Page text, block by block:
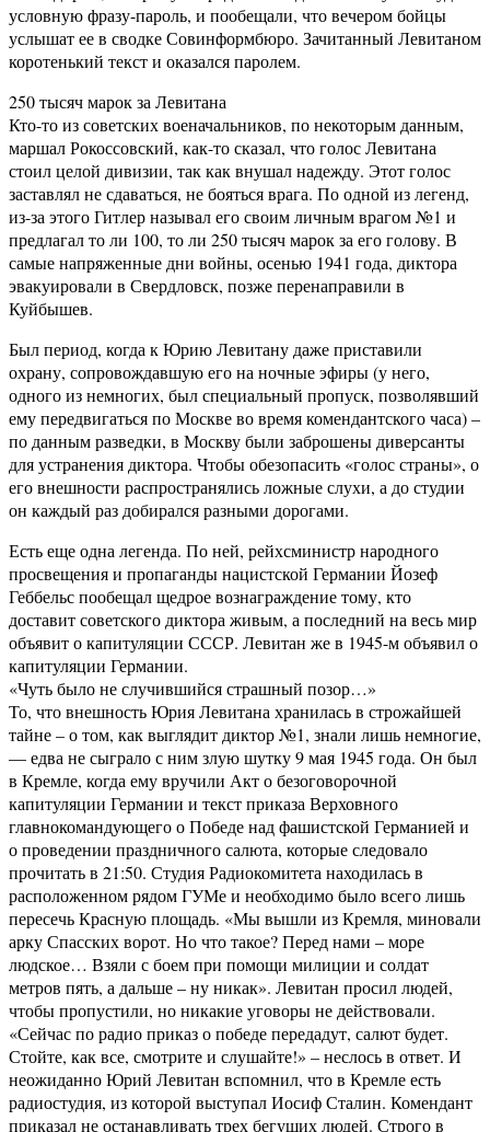
условную фразу-пароль, и пообещали, что вечером бойцы
услышат ее в сводке Совинформбюро. Зачитанный Левитаном
коротенький текст и оказался паролем.
250 тысяч марок за Левитана
Кто-то из советских военачальников, по некоторым данным,
маршал Рокоссовский, как-то сказал, что голос Левитана
стоил целой дивизии, так как внушал надежду. Этот голос
заставлял не сдаваться, не бояться врага. По одной из легенд,
из-за этого Гитлер называл его своим личным врагом №1 и
предлагал то ли 100, то ли 250 тысяч марок за его голову. В
самые напряженные дни войны, осенью 1941 года, диктора
эвакуировали в Свердловск, позже перенаправили в
Куйбышев.
Был период, когда к Юрию Левитану даже приставили
охрану, сопровождавшую его на ночные эфиры (у него,
одного из немногих, был специальный пропуск, позволявший
ему передвигаться по Москве во время комендантского часа) –
по данным разведки, в Москву были заброшены диверсанты
для устранения диктора. Чтобы обезопасить «голос страны», о
его внешности распространялись ложные слухи, а до студии
он каждый раз добирался разными дорогами.
Есть еще одна легенда. По ней, рейхсминистр народного
просвещения и пропаганды нацистской Германии Йозеф
Геббельс пообещал щедрое вознаграждение тому, кто
доставит советского диктора живым, а последний на весь мир
объявит о капитуляции СССР. Левитан же в 1945-м объявил о
капитуляции Германии.
«Чуть было не случившийся страшный позор…»
То, что внешность Юрия Левитана хранилась в строжайшей
тайне – о том, как выглядит диктор №1, знали лишь немногие,
— едва не сыграло с ним злую шутку 9 мая 1945 года. Он был
в Кремле, когда ему вручили Акт о безоговорочной
капитуляции Германии и текст приказа Верховного
главнокомандующего о Победе над фашистской Германией и
о проведении праздничного салюта, которые следовало
прочитать в 21:50. Студия Радиокомитета находилась в
расположенном рядом ГУМе и необходимо было всего лишь
пересечь Красную площадь. «Мы вышли из Кремля, миновали
арку Спасских ворот. Но что такое? Перед нами – море
людское… Взяли с боем при помощи милиции и солдат
метров пять, а дальше – ну никак». Левитан просил людей,
чтобы пропустили, но никакие уговоры не действовали.
«Сейчас по радио приказ о победе передадут, салют будет.
Стойте, как все, смотрите и слушайте!» – неслось в ответ. И
неожиданно Юрий Левитан вспомнил, что в Кремле есть
радиостудия, из которой выступал Иосиф Сталин. Комендант
приказал не останавливать трех бегущих людей. Строго в